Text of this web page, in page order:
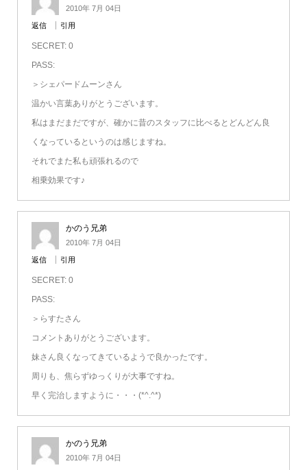
2010年 7月 04日
返信 引用
SECRET: 0
PASS:
＞シェパードムーンさん
温かい言葉ありがとうございます。
私はまだまだですが、確かに昔のスタッフに比べるとどんどん良
くなっているというのは感じますね。
それでまた私も頑張れるので
相乗効果です♪
かのう兄弟
2010年 7月 04日
返信 引用
SECRET: 0
PASS:
＞らすたさん
コメントありがとうございます。
妹さん良くなってきているようで良かったです。
周りも、焦らずゆっくりが大事ですね。
早く完治しますように・・・(*^.^*)
かのう兄弟
2010年 7月 04日